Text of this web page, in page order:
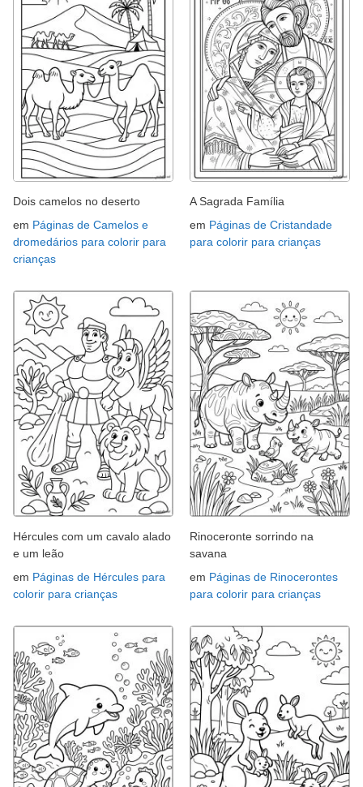
Dois camelos no deserto
em Páginas de Camelos e
dromedários para colorir para
crianças
A Sagrada Família
em Páginas de Cristandade
para colorir para crianças
Hércules com um cavalo alado
e um leão
em Páginas de Hércules para
colorir para crianças
Rinoceronte sorrindo na
savana
em Páginas de Rinocerontes
para colorir para crianças